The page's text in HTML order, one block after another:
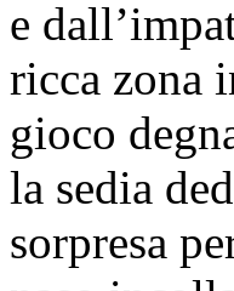
e
ricca zona
gioco
la sedia
sorpresa